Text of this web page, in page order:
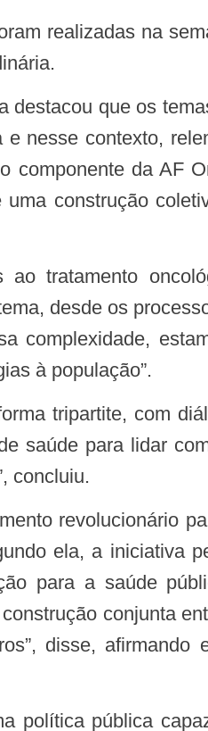
nesse contexto,
componente da AF
construção
desde os
complexidade,
à população”.
saúde para lidar
concluiu.
ela, a iniciativa
para a saúde
conjunta
disse, afirmando